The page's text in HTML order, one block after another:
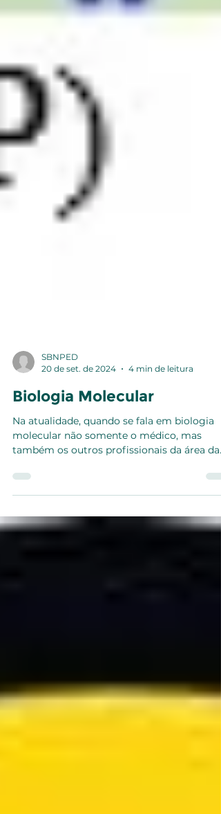
SBNPED
20 de set. de 2024
4 min de leitura
Biologia Molecular
Na atualidade, quando se fala em biologia
também os outros profissionais da área da
saúde e a...